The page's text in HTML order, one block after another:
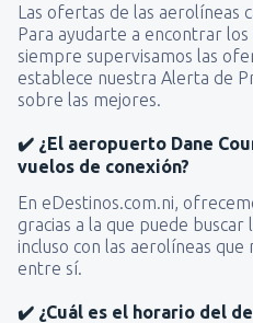
Las ofertas de las aerolíneas
Para ayudarte a encontrar
siempre supervisamos las
establece nuestra Alerta de
sobre las mejores.
✔️ ¿El aeropuerto Dane
vuelos de conexión?
En eDestinos.com.ni,
gracias a la que puede buscar
incluso con las aerolíneas
entre sí.
✔️ ¿Cuál es el horario del